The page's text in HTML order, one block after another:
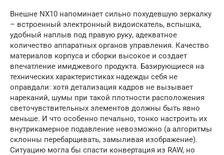
Внешне NX10 напоминает сильно похудевшую зеркалку
– встроенный электронный видоискатель, вспышка,
удобный наплыв под правую руку, адекватное
количество аппаратных органов управления. Качество
материалов корпуса и сборки высокое и создает
впечатление имиджевого продукта. Базирующиеся на
технических характеристиках надежды себя не
оправдали: хотя детализация кадров не вызывает
нареканий, шумы при такой плотности расположения
светочувствительных элементов должны быть явно
меньше. И что особенно печально, тонко настроить их
внутрикамерное подавление невозможно (а алгоритмы
склонны перебарщивать, замыливая изображение).
Ситуацию могла бы спасти конвертация из RAW, но